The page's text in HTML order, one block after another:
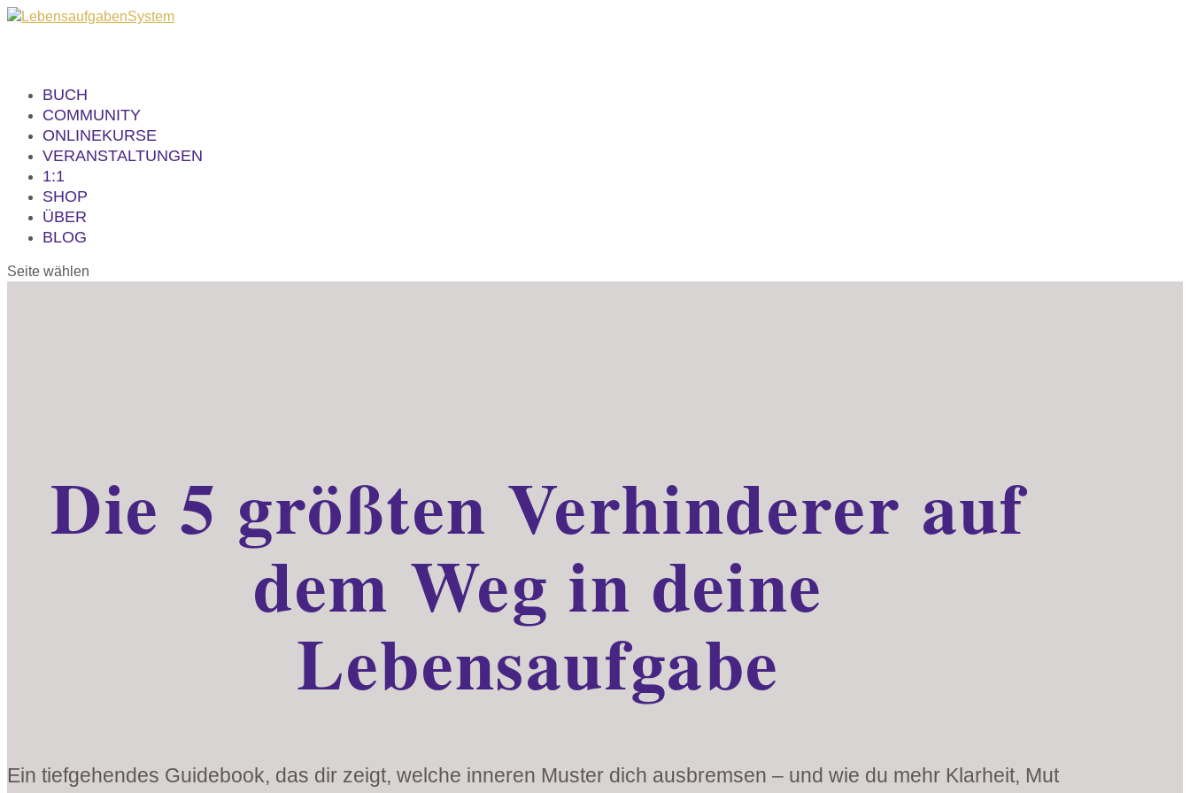
BUCH
COMMUNITY
ONLINEKURSE
VERANSTALTUNGEN
1:1
SHOP
ÜBER
BLOG
Seite wählen
Die 5 größten Verhinderer auf
dem Weg in deine
Lebensaufgabe
Ein tiefgehendes Guidebook, das dir zeigt, welche inneren Muster dich ausbremsen – und wie du mehr Klarheit, Mut